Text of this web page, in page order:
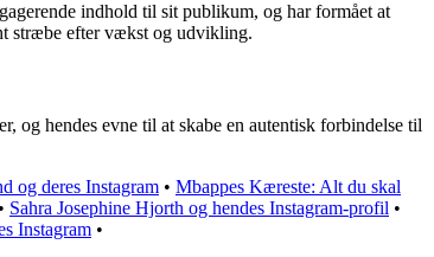
indhold til sit publikum, og har formået at
stræbe efter vækst og udvikling.
og hendes evne til at skabe en autentisk forbindelse til
og deres Instagram • Mbappes Kæreste: Alt du skal
• Sahra Josephine Hjorth og hendes Instagram-profil •
Instagram •